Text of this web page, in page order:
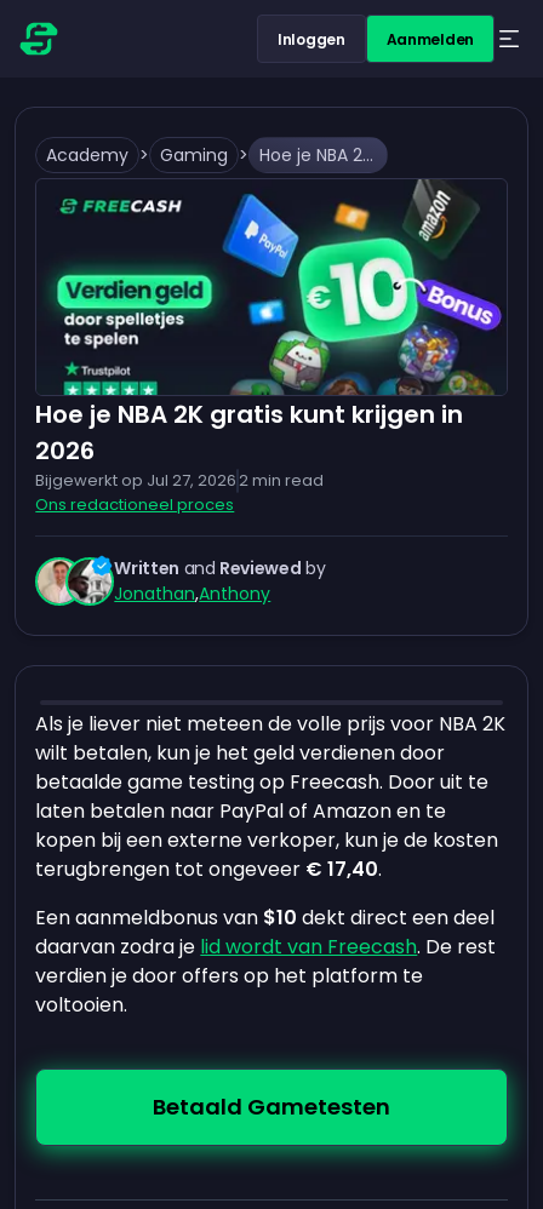
Inloggen Aanmelden
Academy > Gaming > Hoe je NBA 2K gratis kunt krijgen in 2026
Hoe je NBA 2K gratis kunt krijgen in
2026
Bijgewerkt op Jul 27, 20262min read
Ons redactioneel proces
Written and Reviewed by
Jonathan,Anthony
Als je liever niet meteen de volle prijs voor NBA 2K
wilt betalen, kun je het geld verdienen door
betaalde game testing op Freecash. Door uit te
laten betalen naar PayPal of Amazon en te
kopen bij een externe verkoper, kun je de kosten
terugbrengen tot ongeveer € 17,40.
Een aanmeldbonus van $10 dekt direct een deel
daarvan zodra je lid wordt van Freecash. De rest
verdien je door offers op het platform te
voltooien.
Betaald Gametesten